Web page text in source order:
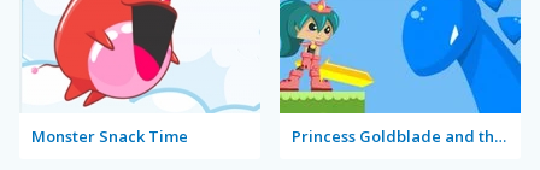
Monster Snack Time Princess Goldblade and the Dangerous Water